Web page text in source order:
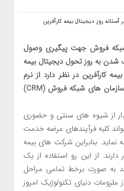
شبکه فروش جهت پیگیری وصول
شدن به روز تحول دیجیتال بیمه
کارآفرین در نظر دارد از نرم
افزار جدید خود با عنوان دستیار ویژه سازمان های شبکه فروش (CRM)
از شیوه های سنتی و حضوری
کلیه فرآیندهای عرضه خدمت
بنابراین شرکت های بیمه
از این رو استفاده از یک
به صورت برخط تمامی مراحل
دنیای تکنولوژیک امروز